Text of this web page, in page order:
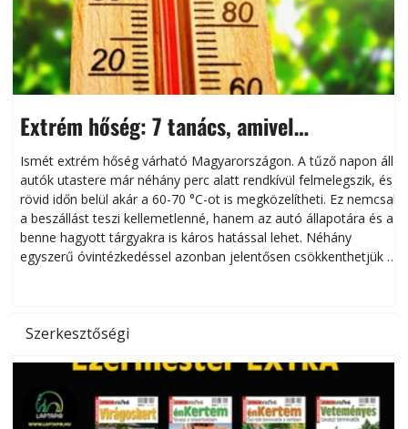
Extrém hőség: 7 tanács, amivel
megóvhatjuk autónkat a nyári károktól
Ismét extrém hőség várható Magyarországon. A tűző napon álló
autók utastere már néhány perc alatt rendkívül felmelegszik, és
rövid időn belül akár a 60-70 °C-ot is megközelítheti. Ez nemcsak
a beszállást teszi kellemetlenné, hanem az autó állapotára és a
benne hagyott tárgyakra is káros hatással lehet. Néhány
egyszerű óvintézkedéssel azonban jelentősen csökkenthetjük a
Szerkesztőségi